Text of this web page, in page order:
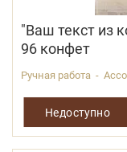
"Ваш текст из
96 конфет
Ручная работа -
Недоступно